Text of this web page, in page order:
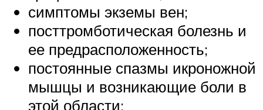
симптомы экземы вен;
посттромботическая болезнь и
ее предрасположенность;
постоянные спазмы икроножной
мышцы и возникающие боли в
этой области;